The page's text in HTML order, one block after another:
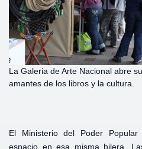
La Galeria de Arte Nacional abre
amantes de los libros y la cultura.
El Ministerio del Poder
espacio en esa misma hilera.